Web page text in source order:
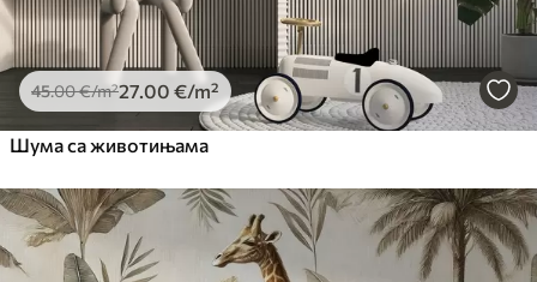
45.00€/m²27 .00 €/m²
Шума са животињама